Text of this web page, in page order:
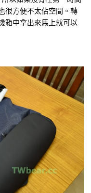
很方便不太佔空間。轉
箱中拿出來馬上就可以